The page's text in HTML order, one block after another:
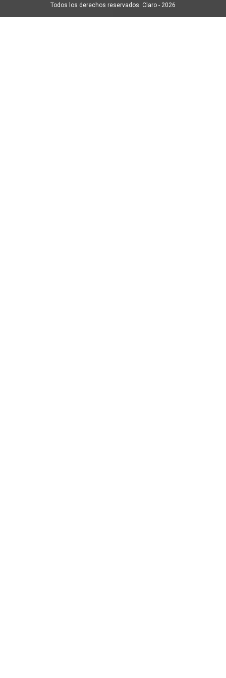
Todos los derechos reservados. Claro - 2026